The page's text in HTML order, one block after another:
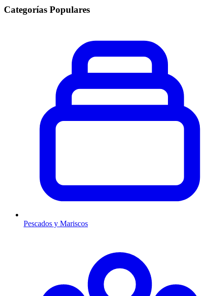
Categorías Populares
Pescados y Mariscos